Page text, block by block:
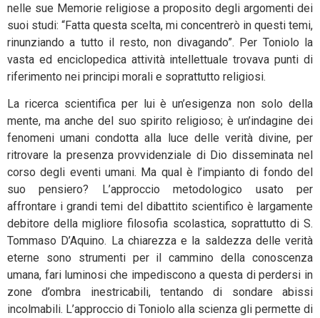
nelle sue Memorie religiose a proposito degli argomenti dei
suoi studi: “Fatta questa scelta, mi concentrerò in questi temi,
rinunziando a tutto il resto, non divagando”. Per Toniolo la
vasta ed enciclopedica attività intellettuale trovava punti di
riferimento nei principi morali e soprattutto religiosi.
La ricerca scientifica per lui è un’esigenza non solo della
mente, ma anche del suo spirito religioso; è un’indagine dei
fenomeni umani condotta alla luce delle verità divine, per
ritrovare la presenza provvidenziale di Dio disseminata nel
corso degli eventi umani. Ma qual è l’impianto di fondo del
suo pensiero? L’approccio metodologico usato per
affrontare i grandi temi del dibattito scientifico è largamente
debitore della migliore filosofia scolastica, soprattutto di S.
Tommaso D’Aquino. La chiarezza e la saldezza delle verità
eterne sono strumenti per il cammino della conoscenza
umana, fari luminosi che impediscono a questa di perdersi in
zone d’ombra inestricabili, tentando di sondare abissi
incolmabili. L’approccio di Toniolo alla scienza gli permette di